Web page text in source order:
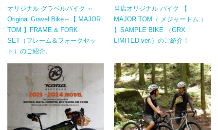
オリジナル グラベルバイク ～
Original Gravel Bike～【 MAJOR
TOM 】FRAME & FORK
SET（フレーム＆フォークセッ
ト）のご紹介。
当店オリジナル バイク 【
MAJOR TOM（ メジャートム ）
】SAMPLE BIKE （GRX
LIMITED ver.）のご紹介！